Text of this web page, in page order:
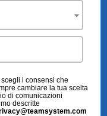
scegli i consensi che
cambiare la tua scelta
di comunicazioni
descritte